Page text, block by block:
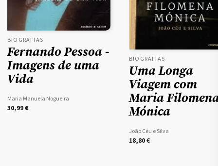
BIOGRAFIAS
Fernando Pessoa -
Imagens de uma
Vida
Maria Manuela Nogueira
30,99€
BIOGRAFIAS
Uma Longa
Viagem com
Maria
Mónica
João Céu e Silva
18,80€